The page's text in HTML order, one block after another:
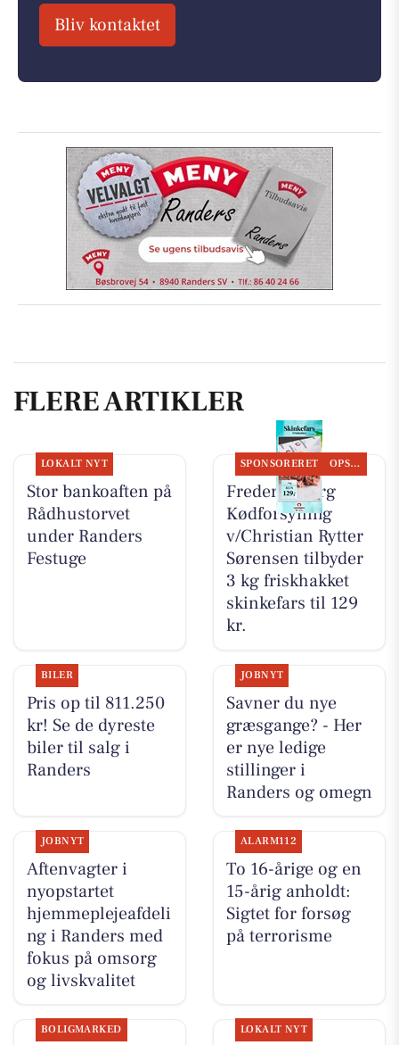
Bliv kontaktet
FLERE ARTIKLER
LOKALT NYT
Stor bankoaften på
Rådhustorvet
under Randers
Festuge
SPONSORERET OPSLAGSTAVLEN
Frederiksberg
Kødforsyning
v/Christian Rytter
Sørensen tilbyder
3 kg friskhakket
skinkefars til 129
kr.
BILER
Pris op til 811.250
kr! Se de dyreste
biler til salg i
Randers
JOBNYT
Savner du nye
græsgange? - Her
er nye ledige
stillinger i
Randers og omegn
JOBNYT
Aftenvagter i
nyopstartet
hjemmeplejeafdeli
ng i Randers med
fokus på omsorg
og livskvalitet
ALARM112
To 16-årige og en
15-årig anholdt:
Sigtet for forsøg
på terrorisme
BOLIGMARKED LOKALT NYT